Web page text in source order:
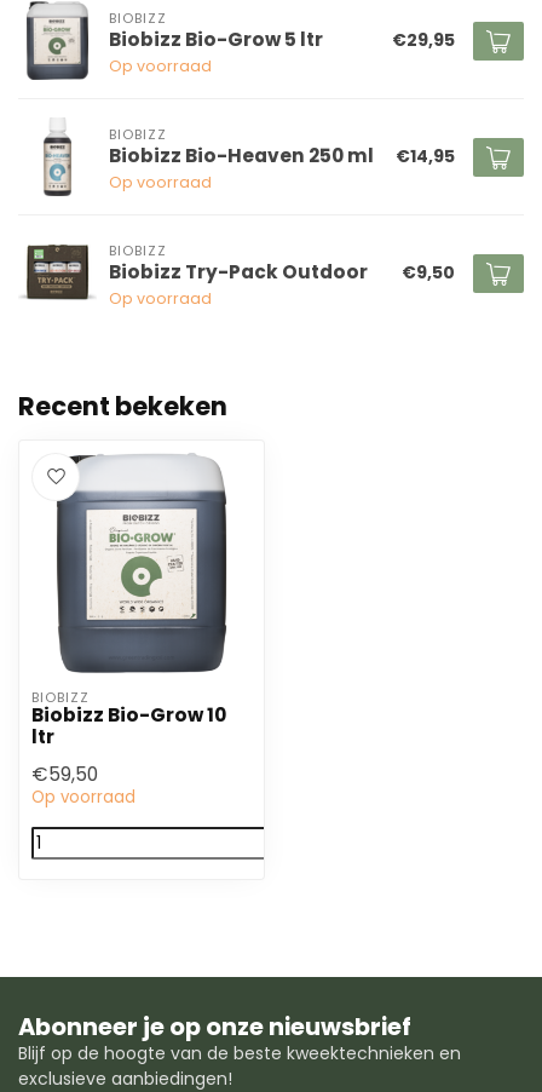
BIOBIZZ
Biobizz Bio-Grow 5 ltr
Op voorraad
€29,95
BIOBIZZ
Biobizz Bio-Heaven 250 ml
Op voorraad
€14,95
BIOBIZZ
Biobizz Try-Pack Outdoor
Op voorraad
€9,50
Recent bekeken
BIOBIZZ
Biobizz Bio-Grow 10
ltr
€59,50
Op voorraad
Abonneer je op onze nieuwsbrief
Blijf op de hoogte van de beste kweektechnieken en
exclusieve aanbiedingen!